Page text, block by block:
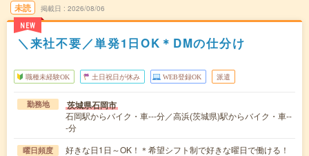
未読
NEW
掲載日 2026/08/06
＼来社不要／単発1日OK＊DMの仕分け
職種未経験OK 土日祝日が休み WEB登録OK 派遣
勤務地 茨城県石岡市
石岡駅からバイク・車---分／高浜(茨城県)駅からバイク・車--
-分
曜日頻度 好きな日1日～OK！＊希望シフト制で好きな曜日で働ける！